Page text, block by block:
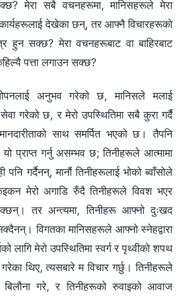
मेरा सबै वचनहरूमा, मानिसहरूले मेरा
देखेका छन्, तर आफ्‍नै विचारहरूको
हुन सक्छ? मेरा वचनहरूबाट वा बाहिरबाट
पत्ता लगाउन सक्छ?
अनुभव गरेको छ, मानिसले मलाई
सेवा गरेको छ, र मेरो उपस्थितिमा सबै कुरा गर्दै
साथ समर्पित भएको छ। तैपनि
प्राप्त गर्नु असम्‍भव छ; तिनीहरूले आत्मामा
पनि गर्दैनन्, मानौं तिनीहरूलाई भोको ब्‍वाँसोले
मेरो अगाडि रुँदै तिनीहरूले विवश भएर
तर अन्त्यमा, तिनीहरू आफ्‍नो दुःखद
विगतका मानिसहरूले आफ्‍नो स्‍नेहद्वारा
लागि मेरो उपस्थितिमा स्वर्ग र पृथ्वीको शपथ
थिए, त्यसबारे म विचार गर्छु। तिनीहरूले
गरे, र तिनीहरूको रुवाइको आवाज